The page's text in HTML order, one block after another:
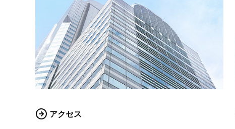
アクセス